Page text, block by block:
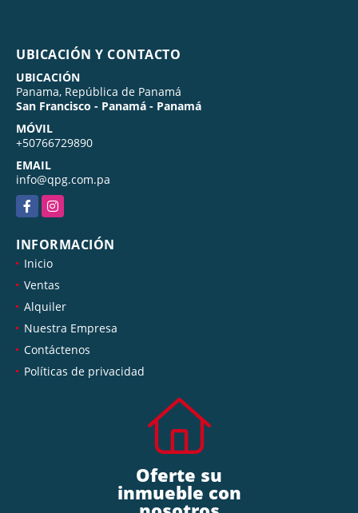
UBICACIÓN Y CONTACTO
UBICACIÓN
Panama, República de Panamá
San Francisco - Panamá - Panamá
MÓVIL
+50766729890
EMAIL
info@qpg.com.pa
FacebookInstagram
INFORMACIÓN
Inicio
Ventas
Alquiler
Nuestra Empresa
Contáctenos
Políticas de privacidad
Oferte su
inmueble con